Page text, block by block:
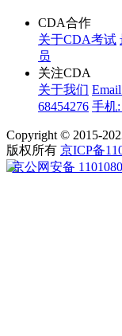
CDA合作
关于CDA考试
员
关注CDA
关于我们
68454276 手机:
Copyright © 2015-
版权所有 京ICP备
京公网安备